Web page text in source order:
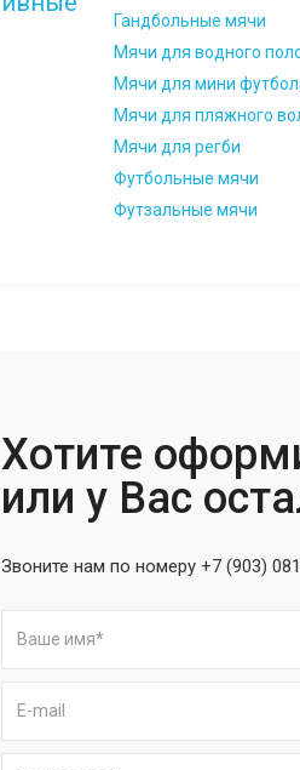
Гандбольные мячи
Мячи для водного
Мячи для мини
Мячи для пляжного
Мячи для регби
Футбольные мячи
Футзальные мячи
Хотите
или у Вас
Звоните нам по номеру +7 (903)